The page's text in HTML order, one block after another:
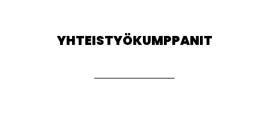
YHTEISTYÖKUMPPANIT